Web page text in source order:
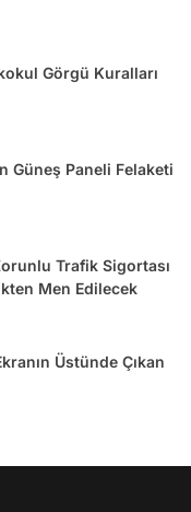
Görgü Kuralları
Güneş Paneli Felaketi
Trafik Sigortası
Men Edilecek
Üstünde Çıkan